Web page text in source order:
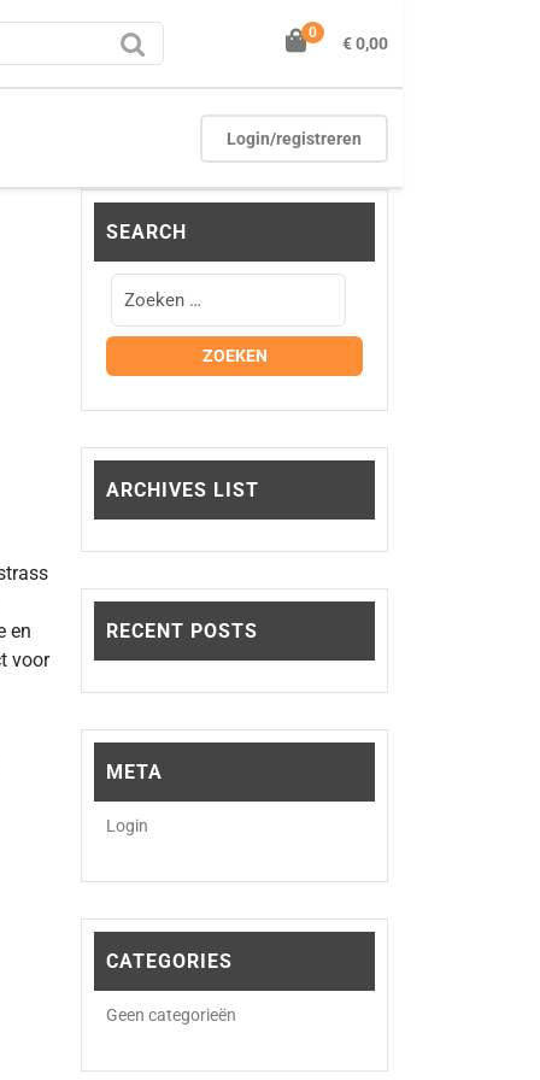
0
€ 0,00
Login/registreren
en
voor
SEARCH
ARCHIVES LIST
RECENT POSTS
META
Login
CATEGORIES
Geen categorieën